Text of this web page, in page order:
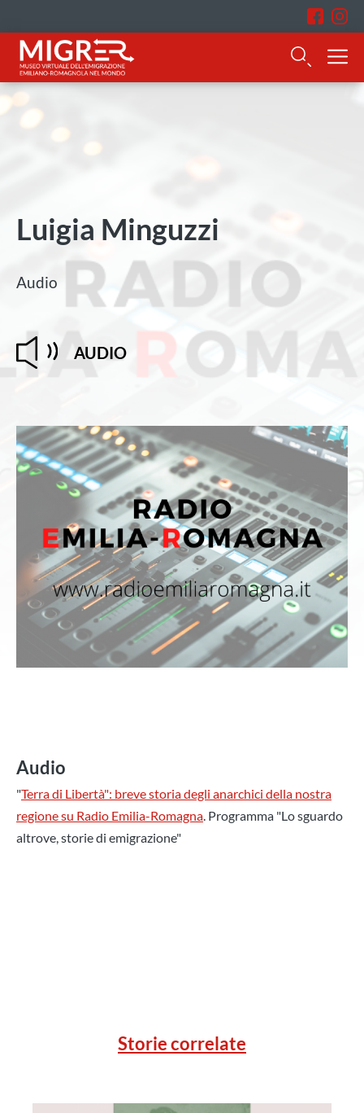
Luigia Minguzzi
Audio
AUDIO
Audio
"Terra di Libertà": breve storia degli anarchici della nostra
regione su Radio Emilia-Romagna. Programma "Lo sguardo
altrove, storie di emigrazione"
Storie correlate